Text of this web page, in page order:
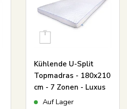
Kühlende U-Split
Topmadras - 180x210
cm - 7 Zonen - Luxus
Memoryschaum
Auf Lager